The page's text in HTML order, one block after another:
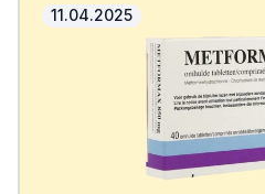
11.04.2025